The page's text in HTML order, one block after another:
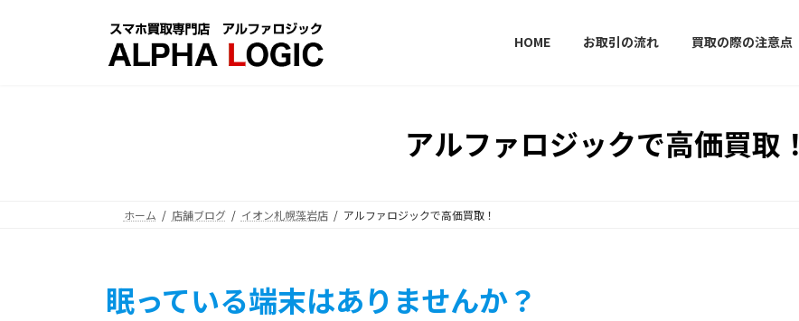
HOME お取引の流れ 買取の際の注意点
アルファロジックで高価買取！
ホーム 店舗ブログ イオン札幌藻岩店 アルファロジックで高価買取！
眠っている端末はありませんか？